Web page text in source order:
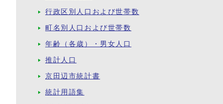
行政区別人口および世帯数
町名別人口および世帯数
年齢（各歳）・男女人口
推計人口
京田辺市統計書
統計用語集